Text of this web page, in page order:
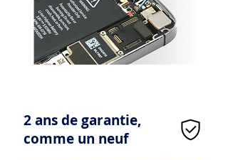
2 ans de garantie,
comme un neuf